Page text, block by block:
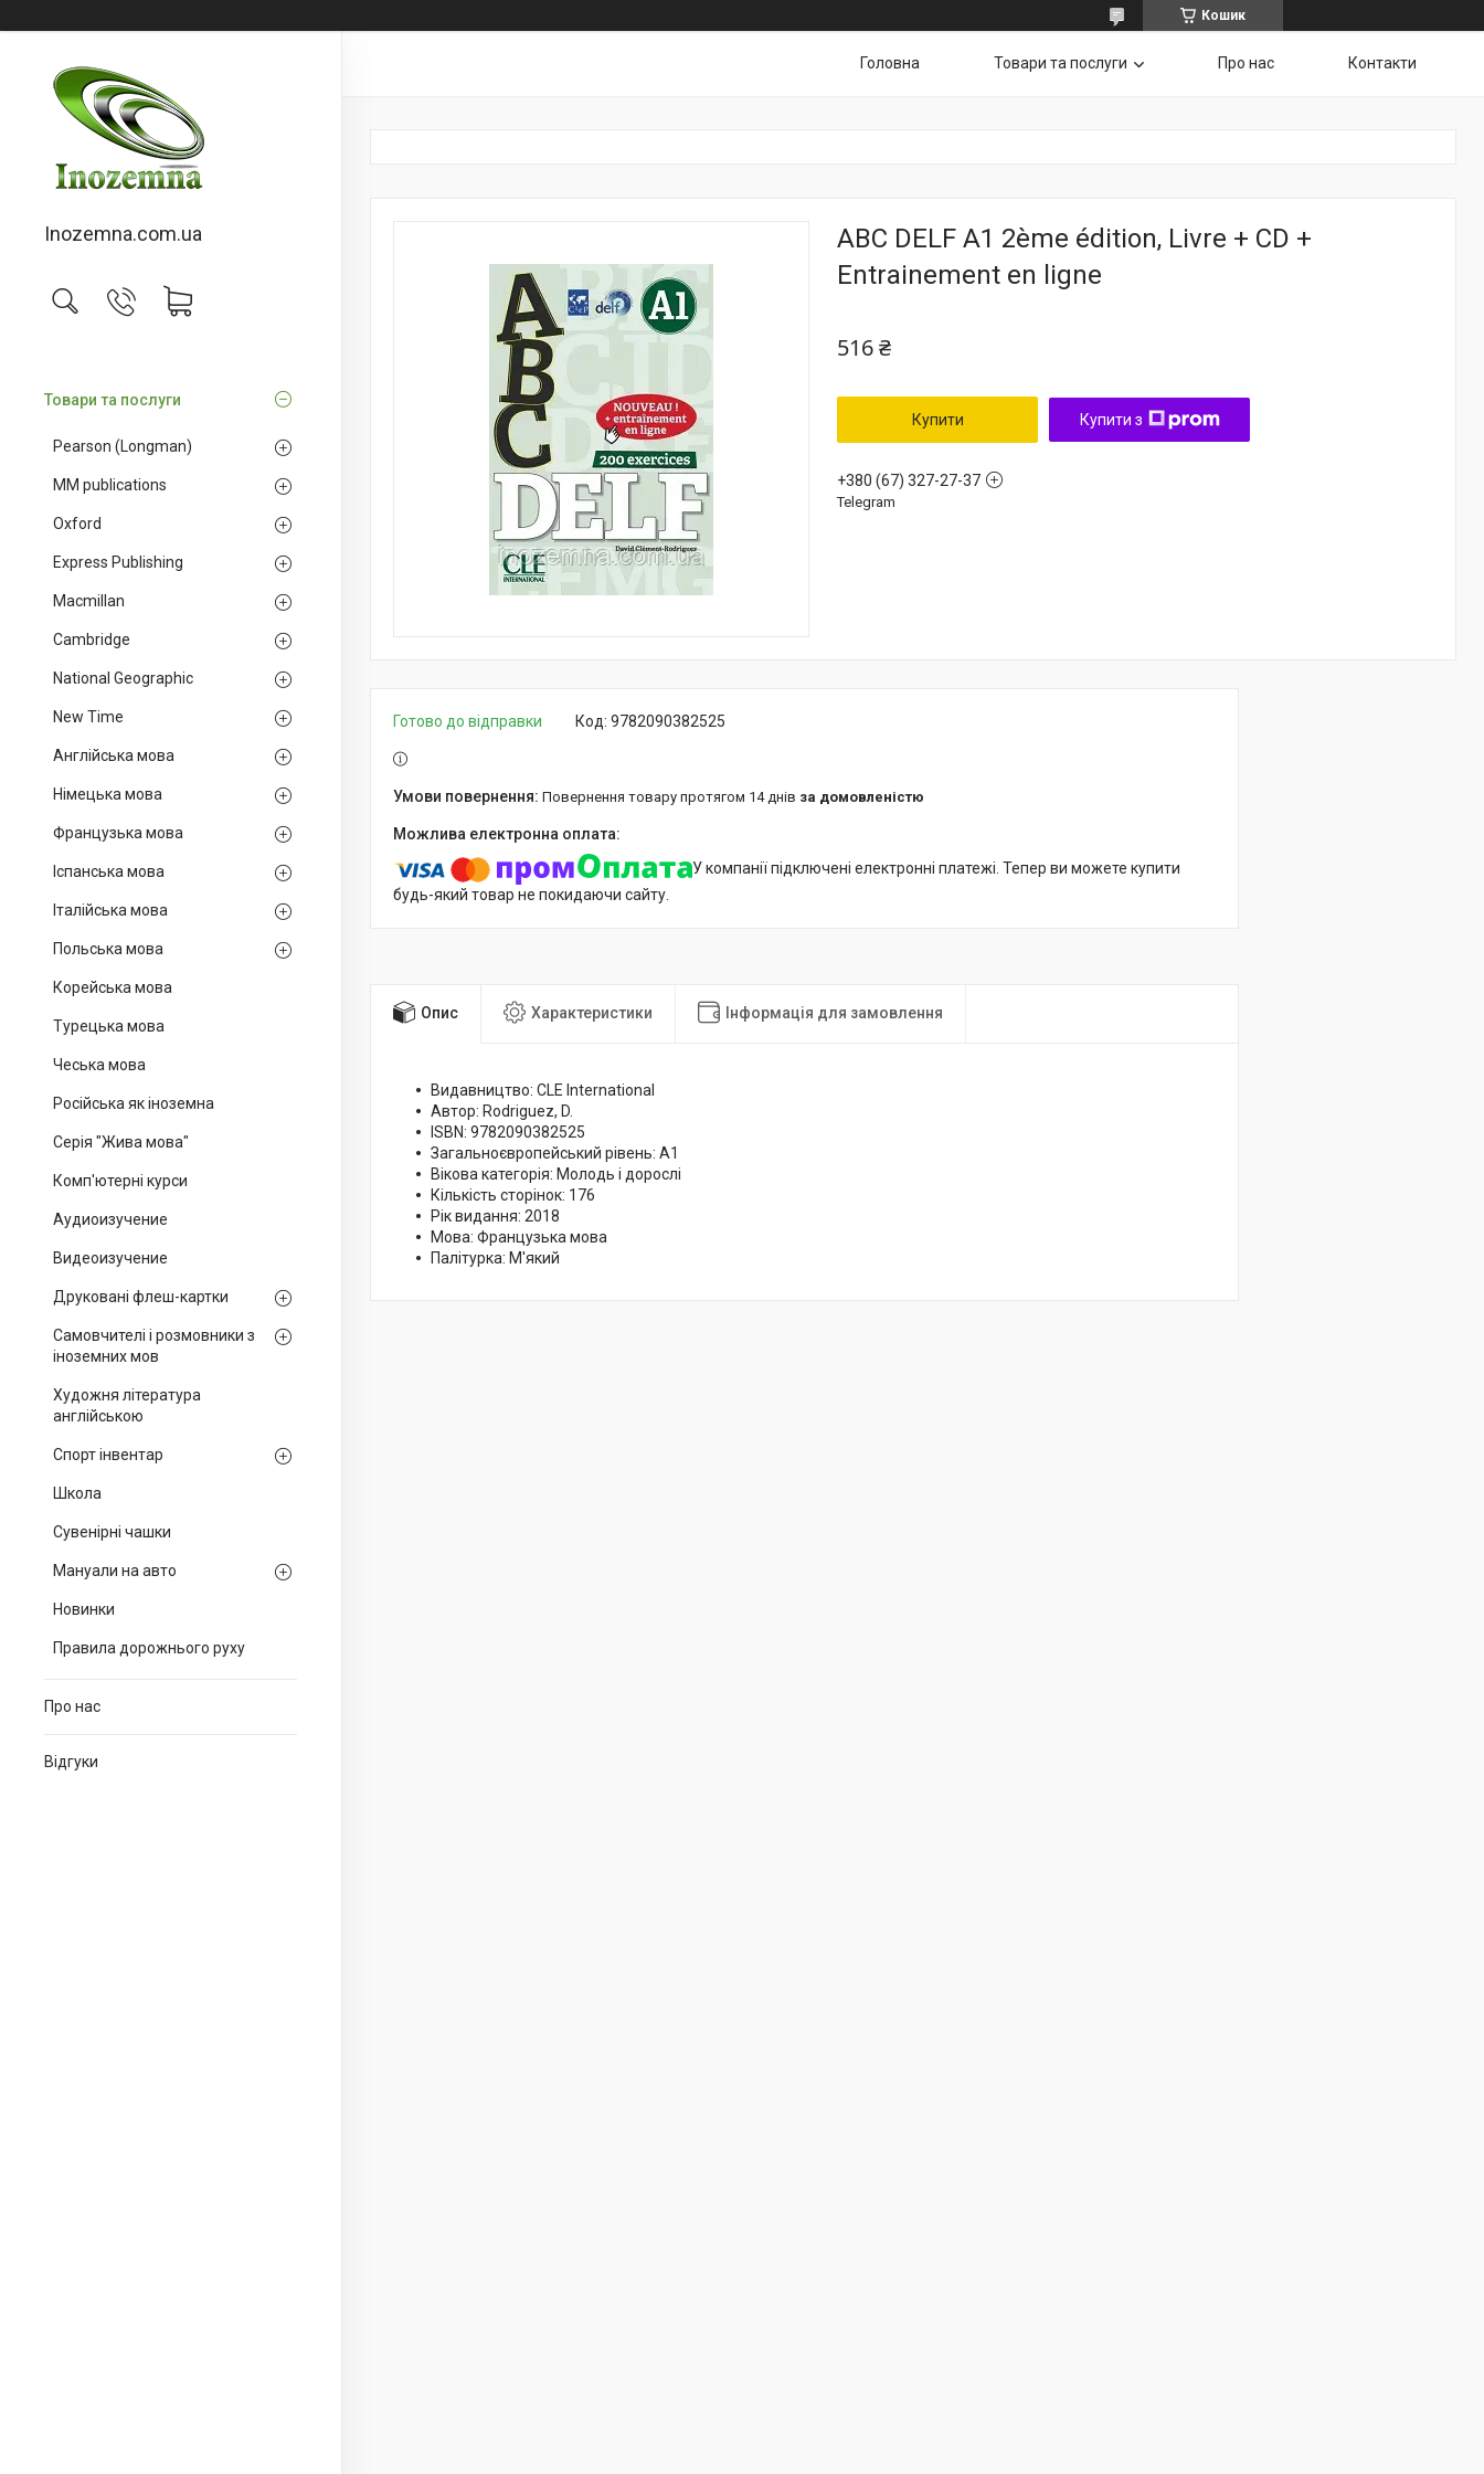
Кошик
Inozemna.com.ua
Товари та послуги
Pearson (Longman)
MM publications
Oxford
Express Publishing
Macmillan
Cambridge
National Geographic
New Time
Англійська мова
Німецька мова
Французька мова
Іспанська мова
Італійська мова
Польська мова
Корейська мова
Турецька мова
Чеська мова
Російська як іноземна
Серія "Жива мова"
Комп'ютерні курси
Аудиоизучение
Видеоизучение
Друковані флеш-картки
Самовчителі і розмовники з
іноземних мов
Художня література
англійською
Спорт інвентар
Школа
Сувенірні чашки
Мануали на авто
Новинки
Правила дорожнього руху
Про нас
Відгуки
Головна Товари та послуги Про нас Контакти
ABC DELF A1 2ème édition, Livre + CD +
Entrainement en ligne
516 ₴
Купити Купити з
+380 (67) 327-27-37
Telegram
Готово до відправки Код: 9782090382525
повернення товару протягом 14 днів за домовленістю
У компанії підключені електронні платежі. Тепер ви можете купити
будь-який товар не покидаючи сайту.
Опис Характеристики Інформація для замовлення
Видавництво: CLE International
Автор: Rodriguez, D.
ISBN: 9782090382525
Загальноєвропейський рівень: A1
Вікова категорія: Молодь і дорослі
Кількість сторінок: 176
Рік видання: 2018
Мова: Французька мова
Палітурка: М'який